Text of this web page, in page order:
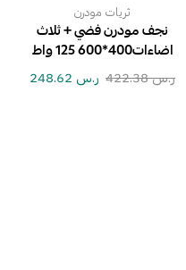
ثريات مودرن
نجف مودرن فضي + ثلاث
اضاءات400*600 125 واط
ر.س422.38 ر.س